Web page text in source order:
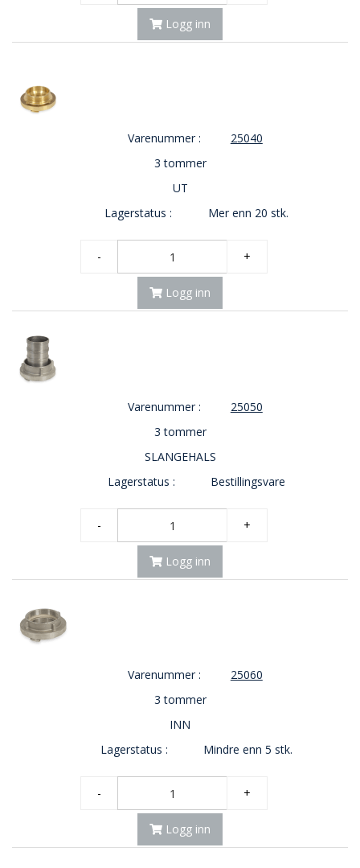
Logg inn
Varenummer :
25040
3 tommer
UT
Lagerstatus :
Mer enn 20 stk.
- +
Logg inn
Varenummer :
25050
3 tommer
SLANGEHALS
Lagerstatus :
Bestillingsvare
- +
Logg inn
Varenummer :
25060
3 tommer
INN
Lagerstatus :
Mindre enn 5 stk.
- +
Logg inn